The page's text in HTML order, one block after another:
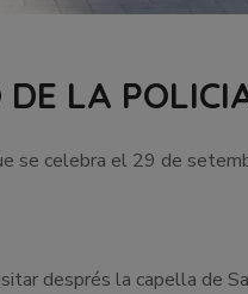
LA
se celebra el 29 de
després la capella de